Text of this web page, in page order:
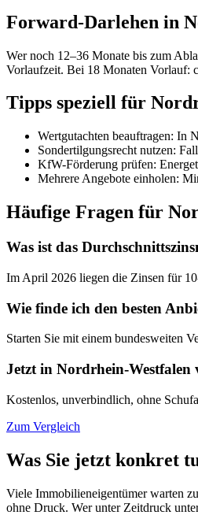
Forward-Darlehen in
Wer noch 12–36 Monate bis zum
Vorlaufzeit. Bei 18 Monaten Vorlauf:
Tipps speziell für
Wertgutachten beauftragen: In
Sondertilgungsrecht nutzen:
KfW-Förderung prüfen:
Mehrere Angebote einholen:
Häufige Fragen für
Was ist das
Im April 2026 liegen die Zinsen für
Wie finde ich den besten
Starten Sie mit einem bundesweiten
Jetzt in Nordrhein-Westfalen
Kostenlos, unverbindlich, ohne
Zum Vergleich
Was Sie jetzt konkret
Viele Immobilieneigentümer warten
ohne Druck. Wer unter Zeitdruck